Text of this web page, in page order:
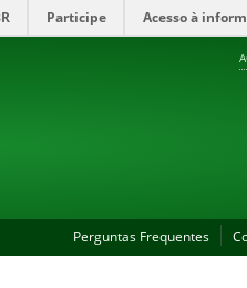
Participe Acesso à
Perguntas Frequentes